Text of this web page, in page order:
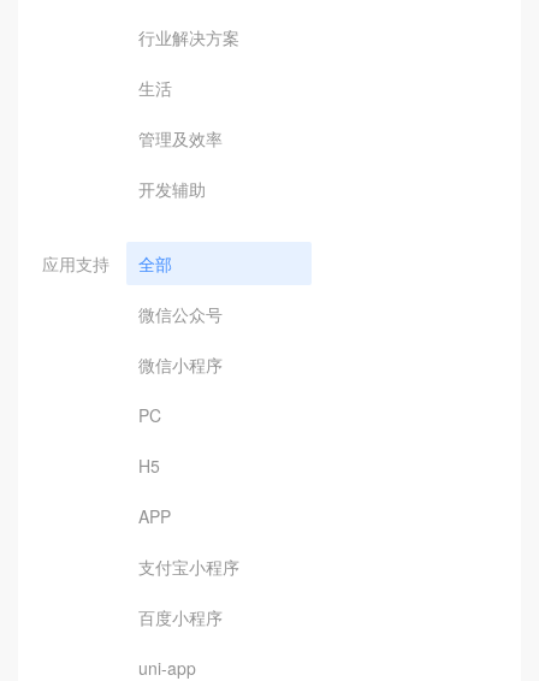
行业解决方案
生活
管理及效率
开发辅助
应用支持 全部
微信公众号
微信小程序
PC
H5
APP
支付宝小程序
百度小程序
uni-app